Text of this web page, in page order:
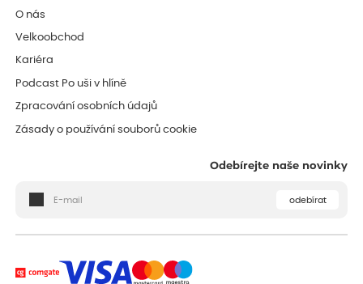
O nás
Velkoobchod
Kariéra
Podcast Po uši v hlíně
Zpracování osobních údajů
Zásady o používání souborů cookie
Odebírejte naše novinky
odebírat